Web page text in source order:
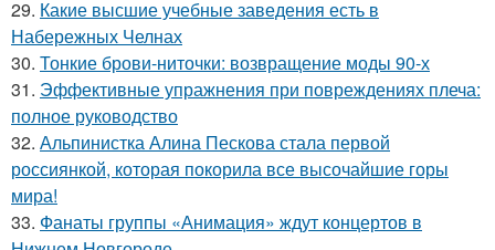
29. Какие высшие учебные заведения есть в
Набережных Челнах
30. Тонкие брови-ниточки: возвращение моды 90-х
31. Эффективные упражнения при повреждениях плеча:
полное руководство
32. Альпинистка Алина Пескова стала первой
россиянкой, которая покорила все высочайшие горы
мира!
33. Фанаты группы «Анимация» ждут концертов в